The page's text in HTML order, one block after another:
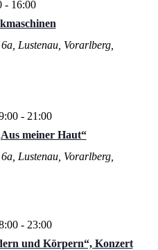
- 16:00
Lustenau, Vorarlberg,
meiner Haut“
- 21:00
Lustenau, Vorarlberg,
und Körpern“, Konzert
- 23:00